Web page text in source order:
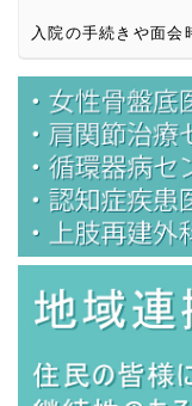
入院の手続きや面会